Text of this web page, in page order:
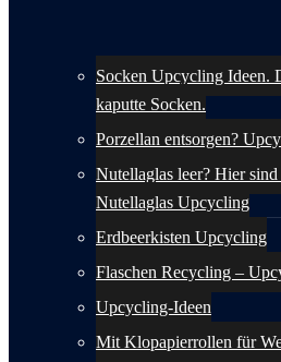
Socken Upcycling Ideen.
kaputte Socken.
Porzellan entsorgen?
Nutellaglas leer? Hier
Nutellaglas Upcycling
Erdbeerkisten Upcycling
Flaschen Recycling –
Upcycling-Ideen
Mit Klopapierrollen für